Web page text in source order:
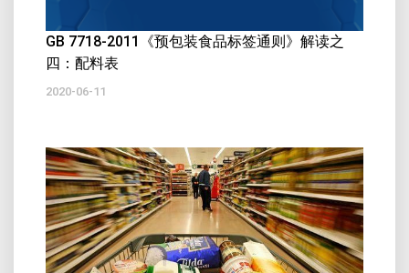
GB 7718-2011《预包装食品标签通则》解读之
四：配料表
2020-06-11